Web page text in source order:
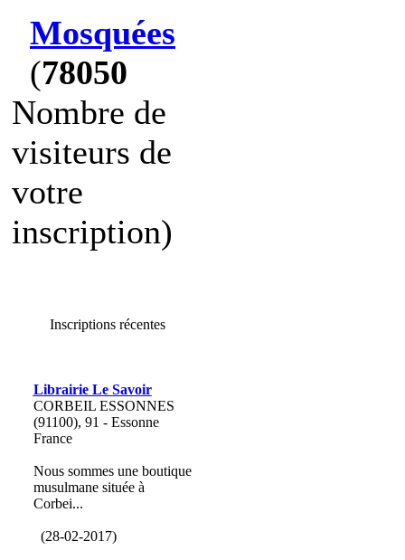
Mosquées
(78050
Nombre de
visiteurs de
votre
inscription)
Inscriptions récentes
Librairie Le Savoir
CORBEIL ESSONNES
(91100), 91 - Essonne
France
Nous sommes une boutique
musulmane située à
Corbei...
(28-02-2017)